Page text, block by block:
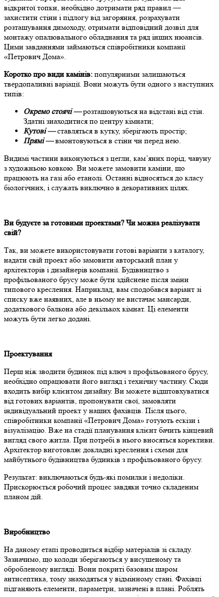
відкритої топки, необхідно дотримати ряд правил —
захистити стіни і підлогу від загоряння, розрахувати
розташування димоходу, отримати відповідний дозвіл для
монтажу опалювального обладнання та ряд інших нюансів.
Цими завданнями займаються співробітники компанії
«Петрович Дома».
Коротко про види камінів: популярними залишаються
твердопаливні варіації. Вони можуть бути одного з наступних
типів:
Окремо стоячі —розташовуються на відстані від стін.
Здатні знаходитися по центру кімнати;
Кутові —ставляться в кутку, зберігають простір;
Прямі —вмонтовуються в стіни чи перед нею.
Видимі частини виконуються з цегли, кам’яних порід, чавуну
з художньою ковкою. Ви можете замовити каміни, що
працюють на газі або етанолі. Останні відносяться до класу
біологічних, і служать виключно в декоративних цілях.
Ви будуєте за готовими проектами? Чи можна реалізувати
свій?
Так, ви можете використовувати готові варіанти з каталогу,
надати свій проект або замовити авторський план у
архітекторів і дизайнерів компанії. Будівництво з
профільованого брусу може бути здійснене після зміни
типового креслення. Наприклад, вам сподобався варіант зі
списку вже наявних, але в ньому не вистачає мансарди,
додаткового балкона або декількох кімнат. Ці елементи
можуть бути легко додані.
Проектування
Перш ніж зводити будинок під ключ з профільованого брусу,
необхідно опрацювати його вигляд і технічну частину. Сюди
входить вибір клієнтом дизайну. Ви можете відштовхуватися
від готових варіантів, пропонувати свої, замовляти
індивідуальний проект у наших фахівців. Після цього,
співробітники компанії «Петрович Дома» готують ескізи і
візуалізацію. Вже на стадії планування клієнт бачить кінцевий
вигляд свого житла. При потребі в нього вносяться корективи.
Архітектор виготовляє докладні креслення і схеми для
майбутнього будівництва будинків з профільованого брусу.
Результат: виключаються будь-які помилки і недоліки.
Прискорюється робочий процес завдяки точно складеним
планом дій.
Виробництво
На даному етапі проводиться відбір матеріалів зі складу.
Зазначимо, що колоди зберігаються у висушеному та
обробленому вигляді. Вони покриті базовим шаром
антисептика, тому знаходяться у відмінному стані. Фахівці
підганяють елементи, параметри, зазначені в плані. Роблять